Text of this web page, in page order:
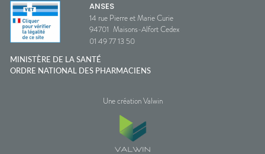
ANSES
14 rue Pierre et Marie Curie
94701 Maisons-Alfort Cedex
01 49 77 13 50
MINISTÈRE DE LA SANTÉ
ORDRE NATIONAL DES PHARMACIENS
Une création Valwin